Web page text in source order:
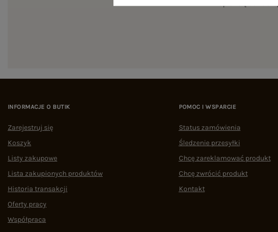
INFORMACJE O BUTIK
Zarejestruj się
Koszyk
Listy zakupowe
Lista zakupionych produktów
Historia transakcji
Oferty pracy
Współpraca
POMOC I WSPARCIE
Status zamówienia
Śledzenie przesyłki
Chcę zareklamować produkt
Chcę zwrócić produkt
Kontakt